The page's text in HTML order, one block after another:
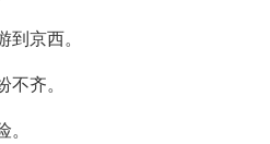
京西。
齐。